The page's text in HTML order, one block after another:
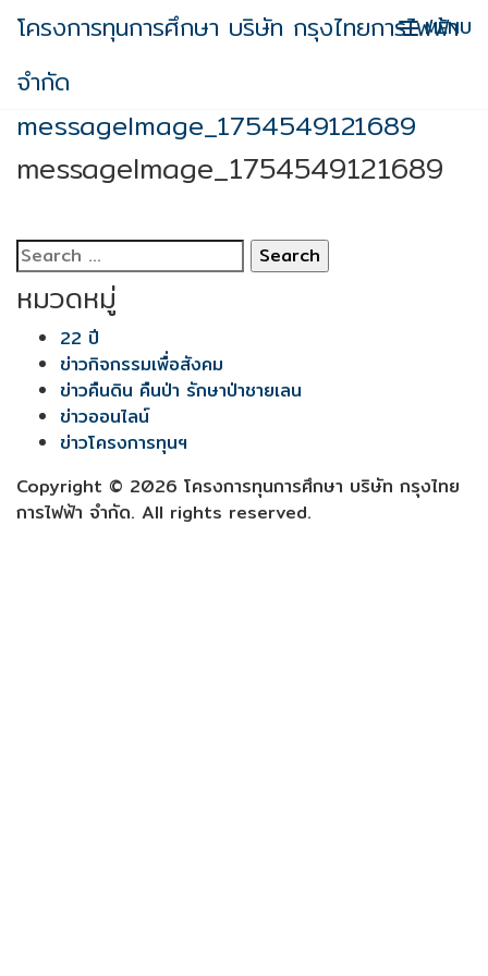
Skip
content
โครงการทุนการศึกษา บริษัท กรุงไทยการไฟฟ้า
จำกัด
MENU
messageImage_1754549121689
messageImage_1754549121689
Search
for:
หมวดหมู่
22 ปี
ข่าวกิจกรรมเพื่อสังคม
ข่าวคืนดิน คืนป่า รักษาป่าชายเลน
ข่าวออนไลน์
ข่าวโครงการทุนฯ
Copyright © 2026 โครงการทุนการศึกษา บริษัท กรุงไทย
การไฟฟ้า จำกัด. All rights reserved.